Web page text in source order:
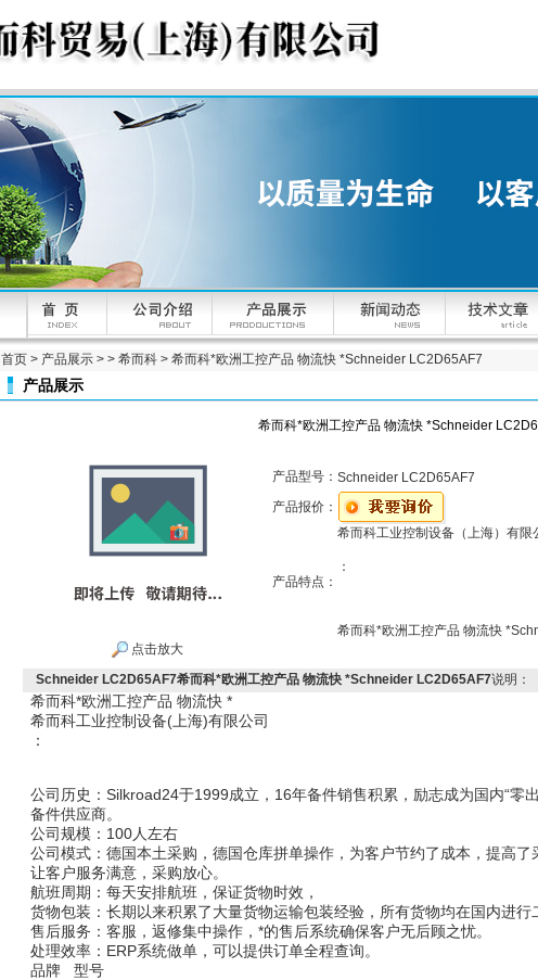
首页 > 产品展示 > > 希而科 > 希而科*欧洲工控产品 物流快 *Schneider LC2D65AF7
产品展示
希而科*欧洲工控产品 物流快 *Schneider
点击放大
产品型号： Schneider LC2D65AF7
产品报价：
产品特点：
希而科工业控制设备（上海）有限
：
希而科*欧洲工控产品 物流快
Schneider LC2D65AF7希而科*欧洲工控产品 物流快 *Schneider LC2D65AF7说明：
希而科*欧洲工控产品 物流快 *
希而科工业控制设备(上海)有限公司
：
公司历史：Silkroad24于1999成立，16年备件销售积累，励志成为国内“零
备件供应商。
公司规模：100人左右
公司模式：德国本土采购，德国仓库拼单操作，为客户节约了成本，提高
让客户服务满意，采购放心。
航班周期：每天安排航班，保证货物时效，
货物包装：长期以来积累了大量货物运输包装经验，所有货物均在国内进行
售后服务：客服，返修集中操作，*的售后系统确保客户无后顾之忧。
处理效率：ERP系统做单，可以提供订单全程查询。
品牌 型号